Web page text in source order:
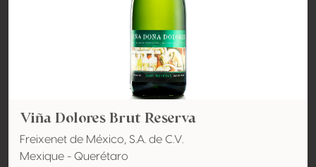
Viña Dolores Brut Reserva
Freixenet de México, S.A. de C.V.
Mexique - Querétaro